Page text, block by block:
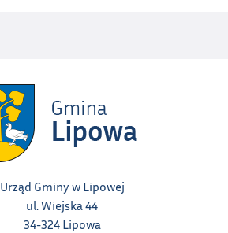
Urząd Gminy w Lipowej
ul. Wiejska 44
34-324 Lipowa